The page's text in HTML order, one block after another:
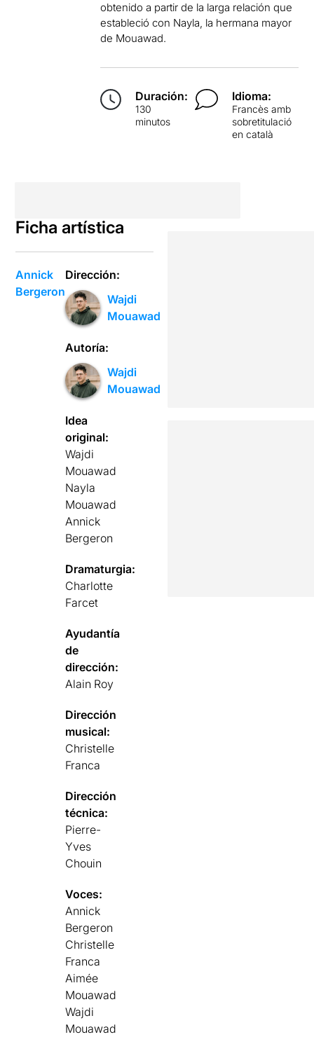
obtenido a partir de la larga relación que
estableció con Nayla, la hermana mayor
de Mouawad.
Duración:
130
minutos
Idioma:
Francès amb
sobretitulació
en català
Ficha artística
Annick
Bergeron
Dirección:
Wajdi
Mouawad
Autoría:
Wajdi
Mouawad
Idea
original:
Wajdi
Mouawad
Nayla
Mouawad
Annick
Bergeron
Dramaturgia:
Charlotte
Farcet
Ayudantía
de
dirección:
Alain Roy
Dirección
musical:
Christelle
Franca
Dirección
técnica:
Pierre-
Yves
Chouin
Voces:
Annick
Bergeron
Christelle
Franca
Aimée
Mouawad
Wajdi
Mouawad